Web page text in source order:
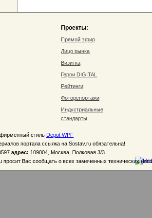
Проекты:
Прямой эфир
Лицо рынка
Визитка
Герои DIGITAL
Рейтинги
Фоторепортажи
Индустриальные
стандарты
стиль Depot WPF
портала ссылка на Sostav.ru обязательна!
адрес: 109004, Москва, Полковая 3/3
просит Вас сообщать о всех замеченных технических